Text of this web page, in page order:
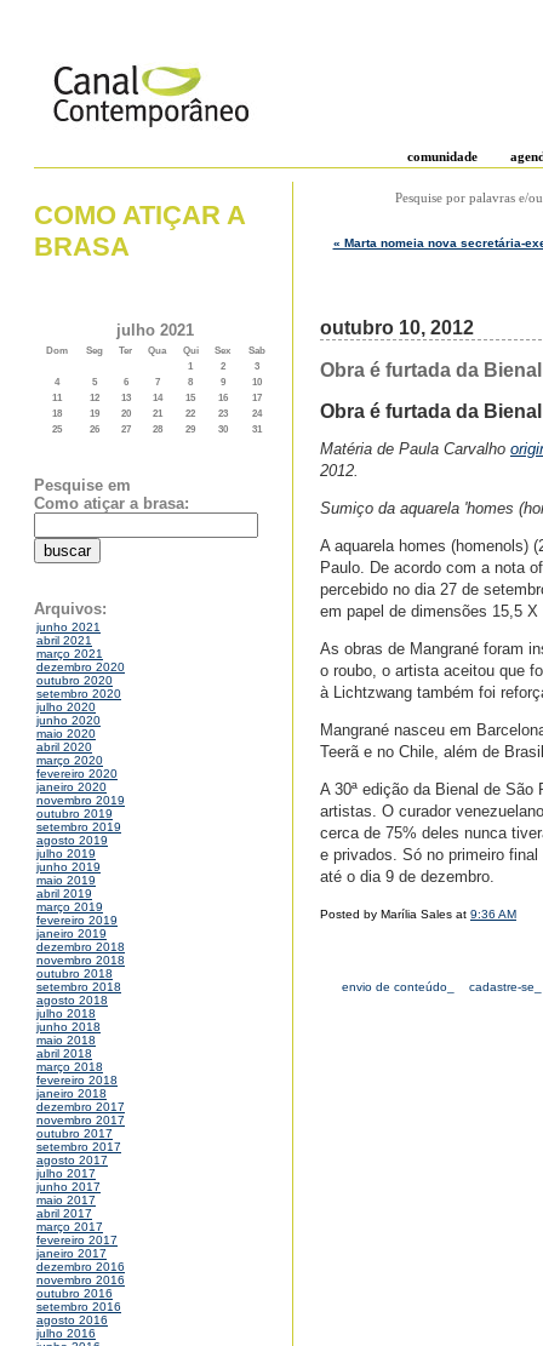
comunidade
COMO ATIÇAR A
BRASA
julho 2021
Dom Seg Ter Qua Qui Sex
Sab
1
2
3
4
5 6 7 8 9
10
11
12 13 14 15 16
17
18
19 20 21 22 23
24
25
26 27 28 29 30 31
Pesquise em
Como atiçar a brasa:
Arquivos:
junho 2021
abril 2021
março 2021
dezembro 2020
outubro 2020
setembro 2020
julho 2020
junho 2020
maio 2020
abril 2020
março 2020
fevereiro 2020
janeiro 2020
novembro 2019
outubro 2019
setembro 2019
agosto 2019
julho 2019
junho 2019
maio 2019
abril 2019
março 2019
fevereiro 2019
janeiro 2019
dezembro 2018
novembro 2018
outubro 2018
setembro 2018
agosto 2018
julho 2018
junho 2018
maio 2018
abril 2018
março 2018
fevereiro 2018
janeiro 2018
dezembro 2017
novembro 2017
outubro 2017
setembro 2017
agosto 2017
julho 2017
junho 2017
maio 2017
abril 2017
março 2017
fevereiro 2017
janeiro 2017
dezembro 2016
novembro 2016
outubro 2016
setembro 2016
agosto 2016
julho 2016
Pesquise por palavras e/
« Marta nomeia nova secretária-
outubro 10, 2012
Obra é furtada da
Obra é furtada da
Matéria de Paula Carvalho
2012.
Sumiço da aquarela 'homes
A aquarela homes (homenols)
Paulo. De acordo com a nota
percebido no dia 27 de
em papel de dimensões 15,5
As obras de Mangrané foram
o roubo, o artista aceitou que
à Lichtzwang também foi
Mangrané nasceu em
Teerã e no Chile, além de
A 30ª edição da Bienal de São
artistas. O curador
cerca de 75% deles nunca
e privados. Só no primeiro
até o dia 9 de dezembro.
Posted by Marília Sales at 9:36 AM
envio de conteúdo_ cadastre-se_